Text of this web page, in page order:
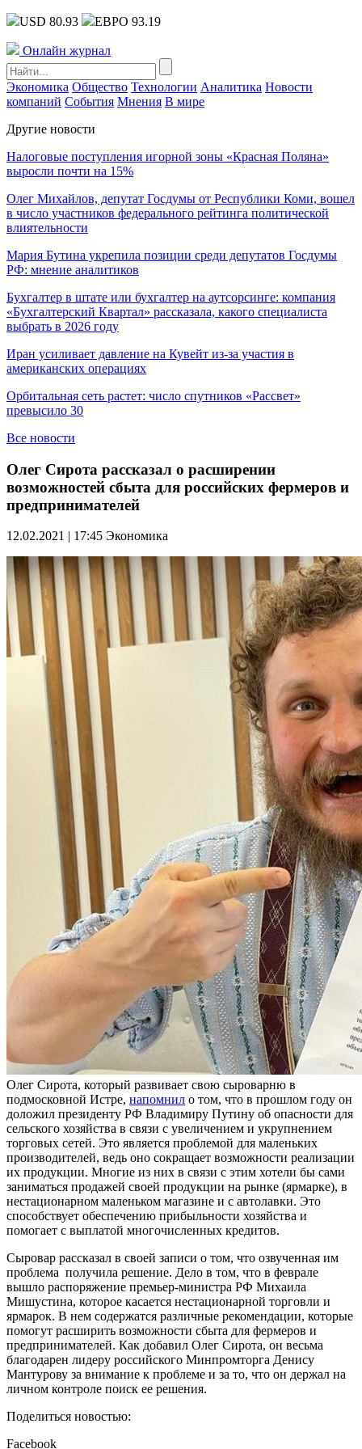
USD 80.93 ЕВРО 93.19
Онлайн журнал
Экономика Общество Технологии Аналитика Новости
компаний События Мнения В мире
Другие новости
Налоговые поступления игорной зоны «Красная Поляна»
выросли почти на 15%
Олег Михайлов, депутат Госдумы от Республики Коми, вошел
в число участников федерального рейтинга политической
влиятельности
Мария Бутина укрепила позиции среди депутатов Госдумы
РФ: мнение аналитиков
Бухгалтер в штате или бухгалтер на аутсорсинге: компания
«Бухгалтерский Квартал» рассказала, какого специалиста
выбрать в 2026 году
Иран усиливает давление на Кувейт из-за участия в
американских операциях
Орбитальная сеть растет: число спутников «Рассвет»
превысило 30
Все новости
Олег Сирота рассказал о расширении
возможностей сбыта для российских фермеров и
предпринимателей
12.02.2021 | 17:45 Экономика
Олег Сирота, который развивает свою сыроварню в
подмосковной Истре, напомнил о том, что в прошлом году он
доложил президенту РФ Владимиру Путину об опасности для
сельского хозяйства в связи с увеличением и укрупнением
торговых сетей. Это является проблемой для маленьких
производителей, ведь оно сокращает возможности реализации
их продукции. Многие из них в связи с этим хотели бы сами
заниматься продажей своей продукции на рынке (ярмарке), в
нестационарном маленьком магазине и с автолавки. Это
способствует обеспечению прибыльности хозяйства и
помогает с выплатой многочисленных кредитов.
Сыровар рассказал в своей записи о том, что озвученная им
проблема получила решение. Дело в том, что в феврале
вышло распоряжение премьер-министра РФ Михаила
Мишустина, которое касается нестационарной торговли и
ярмарок. В нем содержатся различные рекомендации, которые
помогут расширить возможности сбыта для фермеров и
предпринимателей. Как добавил Олег Сирота, он весьма
благодарен лидеру российского Минпромторга Денису
Мантурову за внимание к проблеме и за то, что он держал на
личном контроле поиск ее решения.
Поделиться новостью:
Facebook